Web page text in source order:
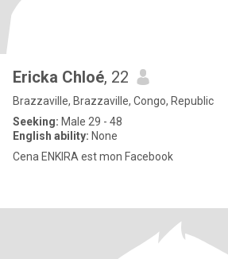
Ericka Chloé, 22
Brazzaville, Brazzaville, Congo, Republic
Seeking: Male 29 - 48
English ability: None
Cena ENKIRA est mon Facebook